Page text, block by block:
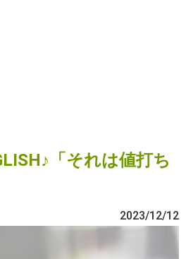
「それは値打ち
2023/12/12